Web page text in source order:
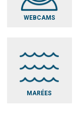
WEBCAMS
MARÉES